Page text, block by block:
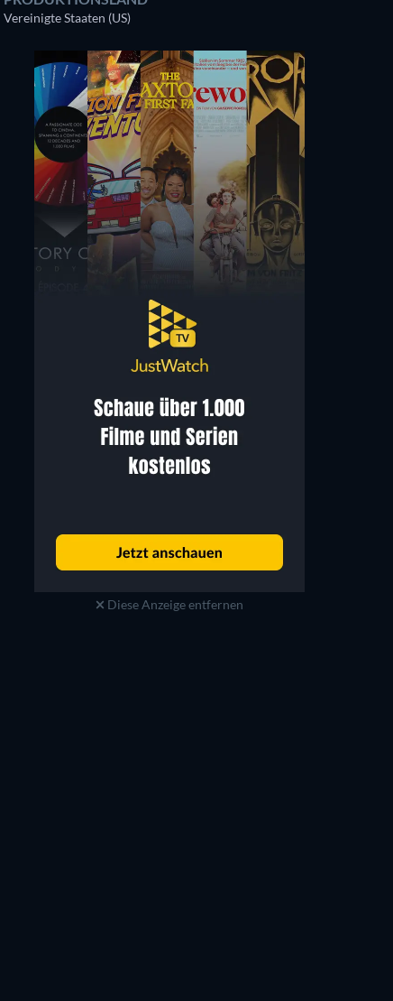
Vereinigte Staaten (US)
Diese Anzeige entfernen